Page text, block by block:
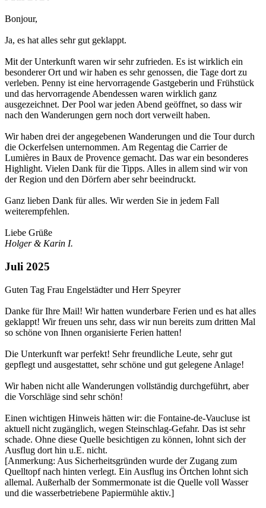
Bonjour,
Ja, es hat alles sehr gut geklappt.
Mit der Unterkunft waren wir sehr zufrieden. Es ist wirklich ein
besonderer Ort und wir haben es sehr genossen, die Tage dort zu
verleben. Penny ist eine hervorragende Gastgeberin und Frühstück
und das hervorragende Abendessen waren wirklich ganz
ausgezeichnet. Der Pool war jeden Abend geöffnet, so dass wir
nach den Wanderungen gern noch dort verweilt haben.
Wir haben drei der angegebenen Wanderungen und die Tour durch
die Ockerfelsen unternommen. Am Regentag die Carrier de
Lumières in Baux de Provence gemacht. Das war ein besonderes
Highlight. Vielen Dank für die Tipps. Alles in allem sind wir von
der Region und den Dörfern aber sehr beeindruckt.
Ganz lieben Dank für alles. Wir werden Sie in jedem Fall
weiterempfehlen.
Liebe Grüße
Holger & Karin I.
Juli 2025
Guten Tag Frau Engelstädter und Herr Speyrer
Danke für Ihre Mail! Wir hatten wunderbare Ferien und es hat alles
geklappt! Wir freuen uns sehr, dass wir nun bereits zum dritten Mal
so schöne von Ihnen organisierte Ferien hatten!
Die Unterkunft war perfekt! Sehr freundliche Leute, sehr gut
gepflegt und ausgestattet, sehr schöne und gut gelegene Anlage!
Wir haben nicht alle Wanderungen vollständig durchgeführt, aber
die Vorschläge sind sehr schön!
Einen wichtigen Hinweis hätten wir: die Fontaine-de-Vaucluse ist
aktuell nicht zugänglich, wegen Steinschlag-Gefahr. Das ist sehr
schade. Ohne diese Quelle besichtigen zu können, lohnt sich der
Ausflug dort hin u.E. nicht.
[Anmerkung: Aus Sicherheitsgründen wurde der Zugang zum
Quelltopf nach hinten verlegt. Ein Ausflug ins Örtchen lohnt sich
allemal. Außerhalb der Sommermonate ist die Quelle voll Wasser
und die wasserbetriebene Papiermühle aktiv.]